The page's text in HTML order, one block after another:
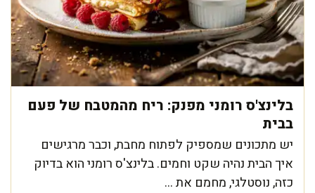
בלינצ'ס רומני מפנק: ריח מהמטבח של פעם
בבית
יש מתכונים שמספיק לפתוח מחבת, וכבר מרגישים
איך הבית נהיה שקט וחמים. בלינצ'ס רומני הוא בדיוק
כזה, נוסטלגי, מחמם את ...